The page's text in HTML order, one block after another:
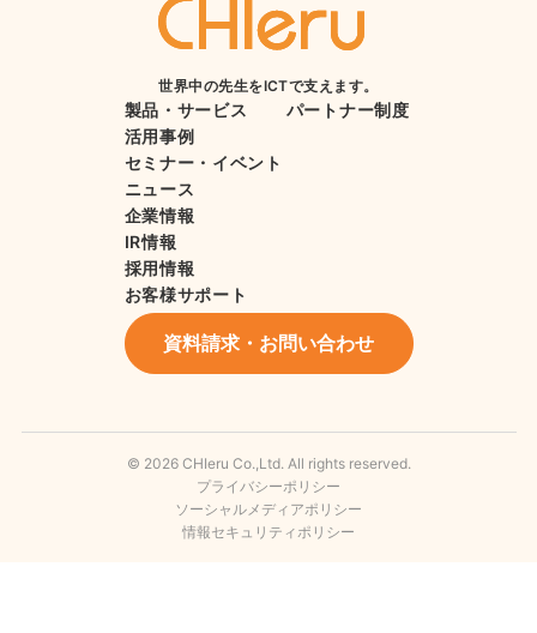
世界中の先生をICTで支えます。
製品・サービス
活用事例
セミナー・イベント
ニュース
企業情報
IR情報
採用情報
お客様サポート
パートナー制度
資料請求・お問い合わせ
© 2026 CHIeru Co.,Ltd. All rights reserved.
プライバシーポリシー
ソーシャルメディアポリシー
情報セキュリティポリシー